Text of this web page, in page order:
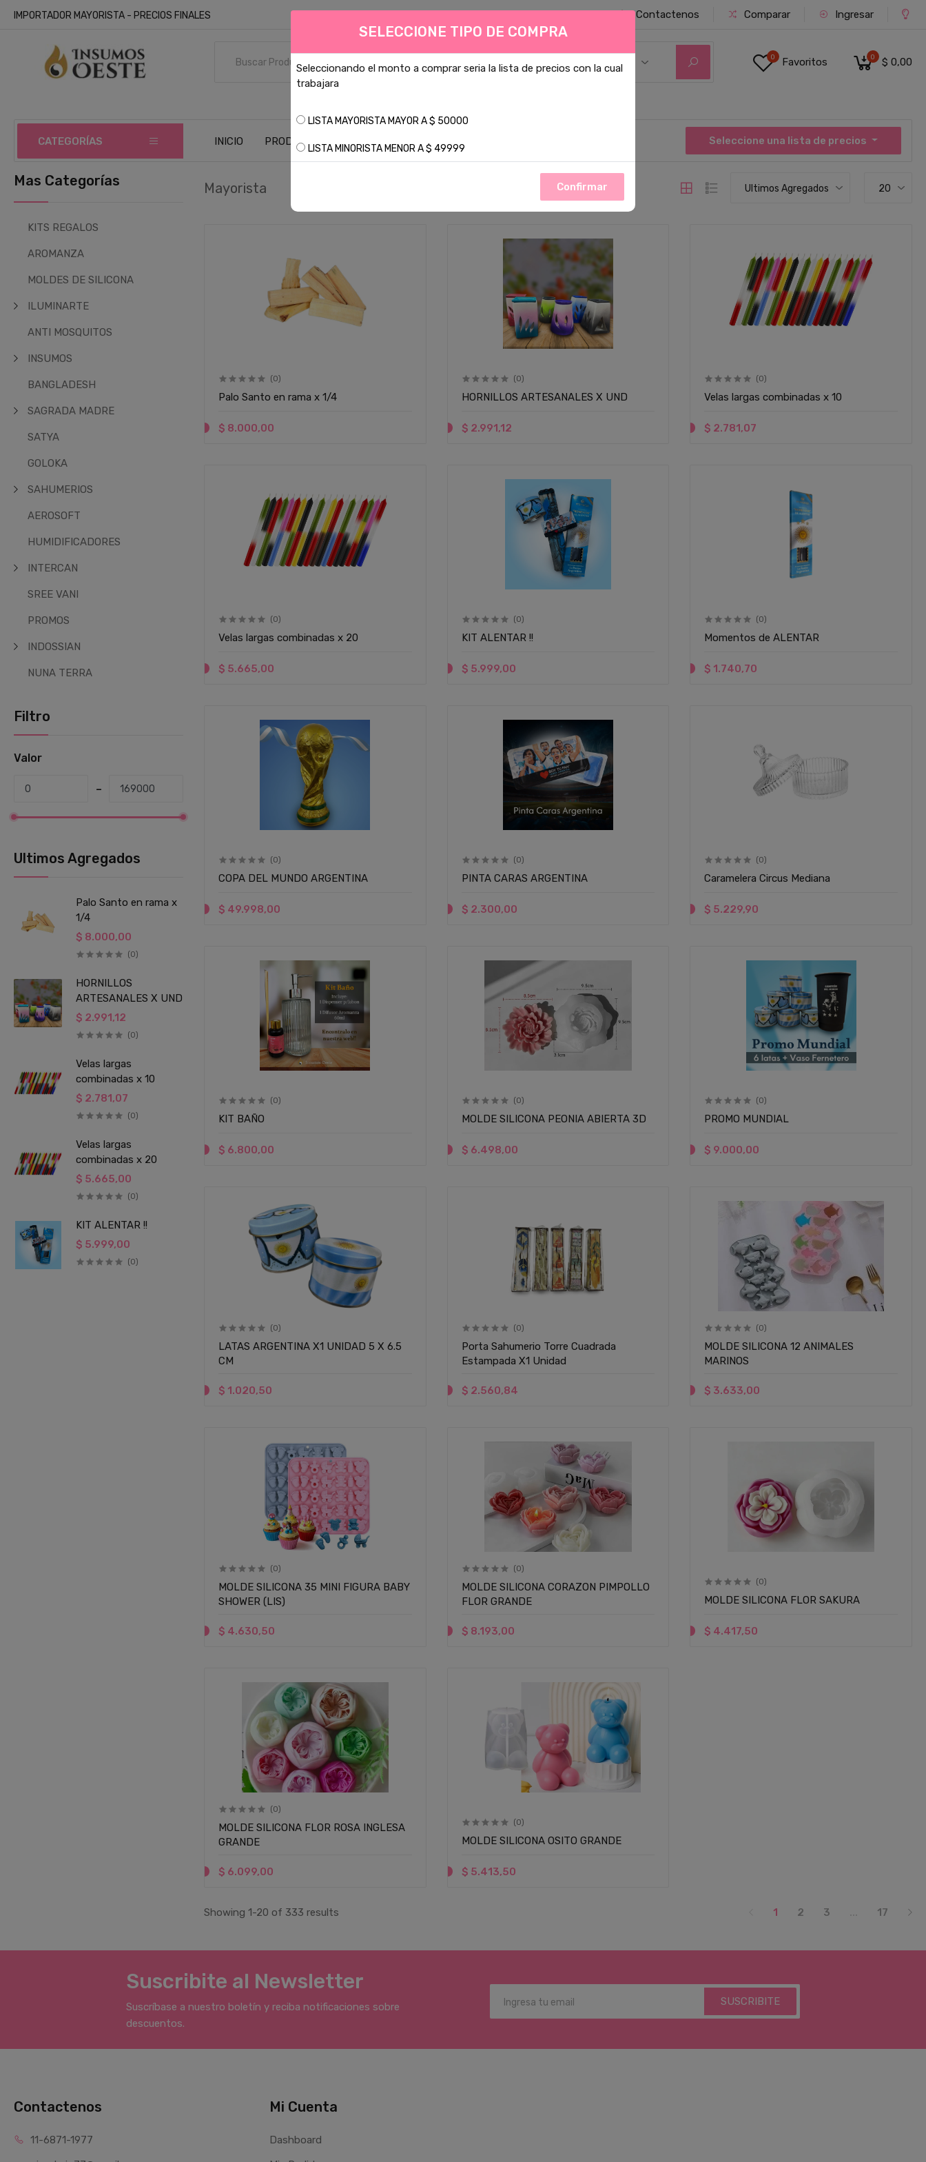
IMPORTADOR MAYORISTA - PRECIOS FINALES Contactenos Comparar Ingresar
Todas las Categorías 0 Favoritos 0 $ 0,00
CATEGORÍAS INICIO PRODUCTOS Seleccione una lista de precios
Mas Categorías
KITS REGALOS
AROMANZA
MOLDES DE SILICONA
ILUMINARTE
ANTI MOSQUITOS
INSUMOS
BANGLADESH
SAGRADA MADRE
SATYA
GOLOKA
SAHUMERIOS
AEROSOFT
HUMIDIFICADORES
INTERCAN
SREE VANI
PROMOS
INDOSSIAN
NUNA TERRA
Filtro
Valor
Ultimos Agregados
Palo Santo en rama x
1/4
$ 8.000,00
(0)
HORNILLOS
ARTESANALES X UND
$ 2.991,12
(0)
Velas largas
combinadas x 10
$ 2.781,07
(0)
Velas largas
combinadas x 20
$ 5.665,00
(0)
KIT ALENTAR !!
$ 5.999,00
(0)
Mayorista Ultimos Agregados 20
(0)
Palo Santo en rama x 1/4
$ 8.000,00
(0)
HORNILLOS ARTESANALES X UND
$ 2.991,12
(0)
Velas largas combinadas x 10
$ 2.781,07
(0)
Velas largas combinadas x 20
$ 5.665,00
(0)
KIT ALENTAR !!
$ 5.999,00
(0)
Momentos de ALENTAR
$ 1.740,70
(0)
COPA DEL MUNDO ARGENTINA
$ 49.998,00
(0)
PINTA CARAS ARGENTINA
$ 2.300,00
(0)
Caramelera Circus Mediana
$ 5.229,90
(0)
KIT BAÑO
$ 6.800,00
(0)
MOLDE SILICONA PEONIA ABIERTA 3D
$ 6.498,00
(0)
PROMO MUNDIAL
$ 9.000,00
(0)
LATAS ARGENTINA X1 UNIDAD 5 X 6.5
CM
$ 1.020,50
(0)
Porta Sahumerio Torre Cuadrada
Estampada X1 Unidad
$ 2.560,84
(0)
MOLDE SILICONA 12 ANIMALES
MARINOS
$ 3.633,00
(0)
MOLDE SILICONA 35 MINI FIGURA BABY
SHOWER (LIS)
$ 4.630,50
(0)
MOLDE SILICONA CORAZON PIMPOLLO
FLOR GRANDE
$ 8.193,00
(0)
MOLDE SILICONA FLOR SAKURA
$ 4.417,50
(0)
MOLDE SILICONA FLOR ROSA INGLESA
GRANDE
$ 6.099,00
(0)
MOLDE SILICONA OSITO GRANDE
$ 5.413,50
Showing 1-20 of 333 results 1 2 3 17
Suscribite al Newsletter
Suscríbase a nuestro boletín y reciba notificaciones sobre
descuentos.
SUSCRIBITE
Contactenos
11-6871-1977
Mi Cuenta
Dashboard
SELECCIONE TIPO DE COMPRA
Seleccionando el monto a comprar seria la lista de precios con la cual
trabajara
LISTA MAYORISTA MAYOR A $ 50000
LISTA MINORISTA MENOR A $ 49999
Confirmar